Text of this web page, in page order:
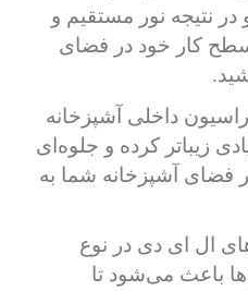
در نتیجه نور مستقیم و
کار خود در فضای
داخلی آشپزخانه
زیباتر کرده و جلوه‌ای
فضای آشپزخانه شما به
ال ای دی در نوع
باعث می‌شود تا